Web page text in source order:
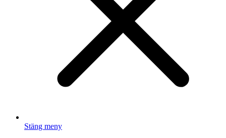
Stäng meny